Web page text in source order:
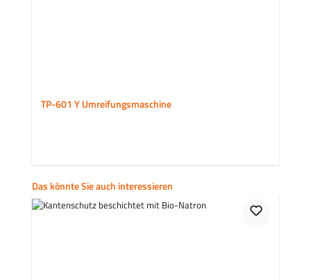
TP-601 Y Umreifungsmaschine
Produktgalerie überspringen
Das könnte Sie auch interessieren